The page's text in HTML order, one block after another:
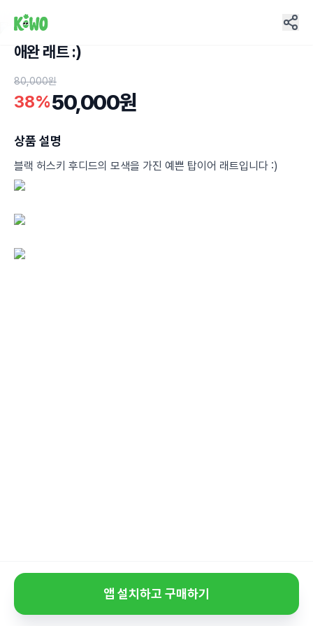
애완 래트 :)
80,000원
38%50,000원
상품 설명
블랙 허스키 후디드의 모색을 가진 예쁜 탑이어 래트입니다 :)
앱 설치하고 구매하기